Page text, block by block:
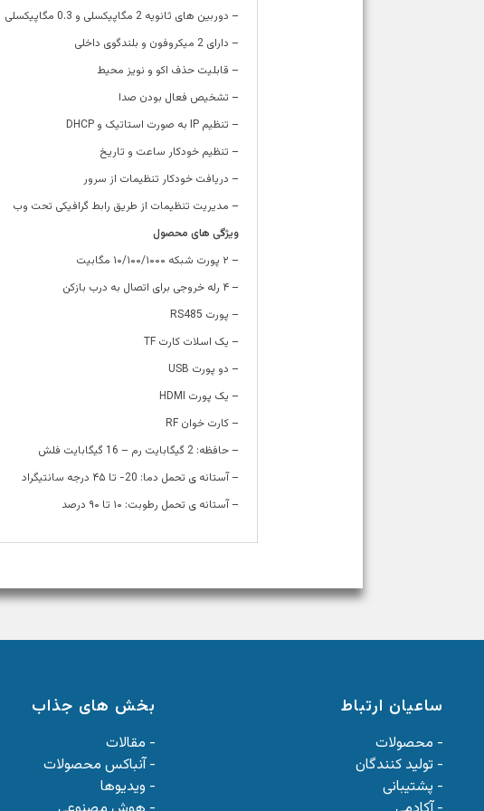
– دوربین های ثانویه 2 مگاپیکسلی و 0.3 مگاپیکسلی
– دارای 2 میکروفون و بلندگوی داخلی
– قابلیت حذف اکو و نویز محیط
– تشخیص فعال بودن صدا
– تنظیم IP به صورت استاتیک و DHCP
– تنظیم خودکار ساعت و تاریخ
– دریافت خودکار تنظیمات از سرور
– مدیریت تنظیمات از طریق رابط گرافیکی تحت وب
ویژگی های محصول
– ۲ پورت شبکه ۱۰/۱۰۰/۱۰۰۰ مگابیت
– ۴ رله خروجی برای اتصال به درب بازکن
– پورت RS485
– یک اسلات کارت TF
– دو پورت USB
– یک پورت HDMI
– کارت خوان RF
– حافظه: 2 گیگابایت رم – 16 گیگابایت فلش
– آستانه ی تحمل دما: 20- تا ۴۵ درجه سانتیگراد
– آستانه ی تحمل رطوبت: ۱۰ تا ۹۰ درصد
ساعیان ارتباط
- محصولات
- تولید کنندگان
- پشتیبانی
بخش های جذاب
- مقالات
- آنباکس محصولات
- ویدیوها